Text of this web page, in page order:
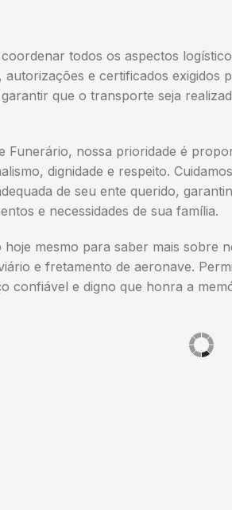
todos os aspectos
e certificados exigidos
que o transporte seja
Funerário, nossa prioridade é
dignidade e respeito.
de seu ente querido,
e necessidades de sua família.
mesmo para saber mais sobre
e fretamento de aeronave.
confiável e digno que honra a